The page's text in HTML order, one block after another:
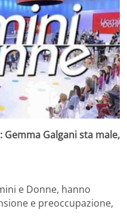
Galgani sta male,
e Donne, hanno
e preoccupazione,